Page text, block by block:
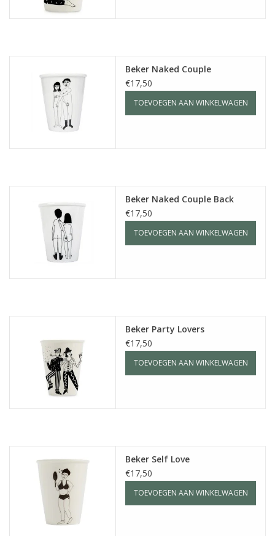
Beker Naked Couple
€17,50
TOEVOEGEN AAN WINKELWAGEN
Beker Naked Couple Back
€17,50
TOEVOEGEN AAN WINKELWAGEN
Beker Party Lovers
€17,50
TOEVOEGEN AAN WINKELWAGEN
Beker Self Love
€17,50
TOEVOEGEN AAN WINKELWAGEN